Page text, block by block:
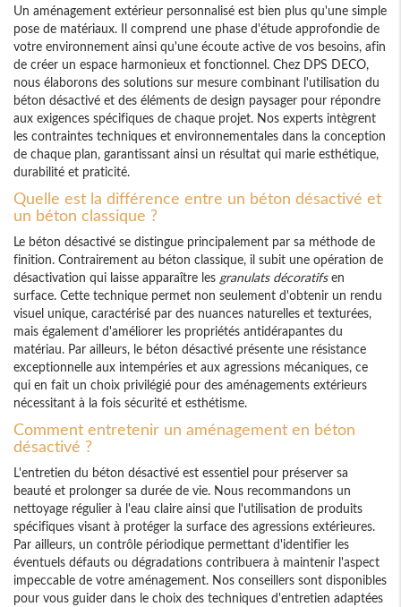
Un aménagement extérieur personnalisé est bien plus qu'une simple
pose de matériaux. Il comprend une phase d'étude approfondie de
votre environnement ainsi qu'une écoute active de vos besoins, afin
de créer un espace harmonieux et fonctionnel. Chez DPS DECO,
nous élaborons des solutions sur mesure combinant l'utilisation du
béton désactivé et des éléments de design paysager pour répondre
aux exigences spécifiques de chaque projet. Nos experts intègrent
les contraintes techniques et environnementales dans la conception
de chaque plan, garantissant ainsi un résultat qui marie esthétique,
durabilité et praticité.
Quelle est la différence entre un béton désactivé et
un béton classique ?
Le béton désactivé se distingue principalement par sa méthode de
finition. Contrairement au béton classique, il subit une opération de
désactivation qui laisse apparaître les granulats décoratifsen
surface. Cette technique permet non seulement d'obtenir un rendu
visuel unique, caractérisé par des nuances naturelles et texturées,
mais également d'améliorer les propriétés antidérapantes du
matériau. Par ailleurs, le béton désactivé présente une résistance
exceptionnelle aux intempéries et aux agressions mécaniques, ce
qui en fait un choix privilégié pour des aménagements extérieurs
nécessitant à la fois sécurité et esthétisme.
Comment entretenir un aménagement en béton
désactivé ?
L'entretien du béton désactivé est essentiel pour préserver sa
beauté et prolonger sa durée de vie. Nous recommandons un
nettoyage régulier à l'eau claire ainsi que l'utilisation de produits
spécifiques visant à protéger la surface des agressions extérieures.
Par ailleurs, un contrôle périodique permettant d'identifier les
éventuels défauts ou dégradations contribuera à maintenir l'aspect
impeccable de votre aménagement. Nos conseillers sont disponibles
pour vous guider dans le choix des techniques d'entretien adaptées